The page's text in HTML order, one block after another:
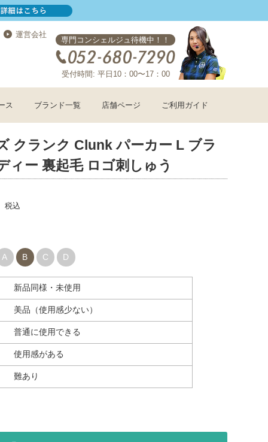
運営会社
専門コンシェルジュ待機中！！
受付時間: 平日10：00〜17：00
ス ブランド一覧 店舗ページ ご利用ガイド
クランク Clunk パーカー L ブラ
ィー 裏起毛 ロゴ刺しゅう
税込
A B C D
新品同様・未使用
美品（使用感少ない）
普通に使用できる
使用感がある
難あり